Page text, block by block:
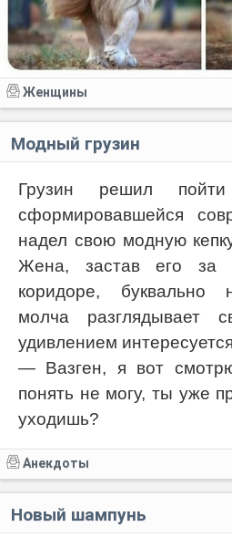
Женщины
Модный грузин
Грузин решил
сформировавшейся
надел свою модную
Жена, застав его за
коридоре, буквально
молча разглядывает
удивлением
— Вазген, я вот
понять не могу, ты уже
уходишь?
Анекдоты
Новый шампунь